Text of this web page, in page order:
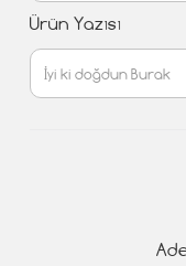
Ürün Yazısı